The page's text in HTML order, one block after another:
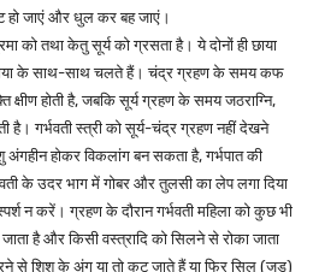
हो जाएं और धुल कर बह जाएं।
को तथा केतु सूर्य को ग्रसता है। ये दोनों ही छाया
के साथ-साथ चलते हैं। चंद्र ग्रहण के समय कफ
क्षीण होती है, जबकि सूर्य ग्रहण के समय जठराग्नि,
है। गर्भवती स्त्री को सूर्य-चंद्र ग्रहण नहीं देखने
अंगहीन होकर विकलांग बन सकता है, गर्भपात की
के उदर भाग में गोबर और तुलसी का लेप लगा दिया
न करें। ग्रहण के दौरान गर्भवती महिला को कुछ भी
है और किसी वस्त्रादि को सिलने से रोका जाता
से शिशु के अंग या तो कट जाते हैं या फिर सिल (जुड़)